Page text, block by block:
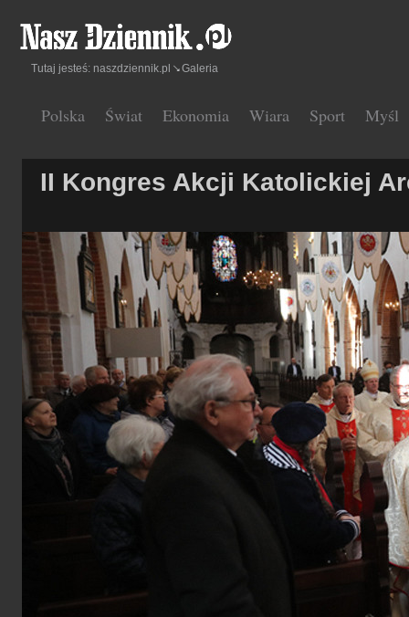
Polska Świat Ekonomia Wiara Sport Myśl
Tutaj jesteś: naszdziennik.pl Galeria
II Kongres Akcji Katolickiej